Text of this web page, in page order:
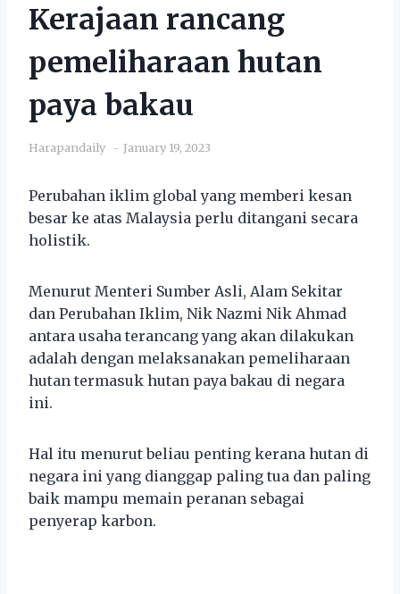
Kerajaan rancang
pemeliharaan hutan
paya bakau
Harapandaily January 19, 2023
Perubahan iklim global yang memberi kesan
besar ke atas Malaysia perlu ditangani secara
holistik.
Menurut Menteri Sumber Asli, Alam Sekitar
dan Perubahan Iklim, Nik Nazmi Nik Ahmad
antara usaha terancang yang akan dilakukan
adalah dengan melaksanakan pemeliharaan
hutan termasuk hutan paya bakau di negara
ini.
Hal itu menurut beliau penting kerana hutan di
negara ini yang dianggap paling tua dan paling
baik mampu memain peranan sebagai
penyerap karbon.